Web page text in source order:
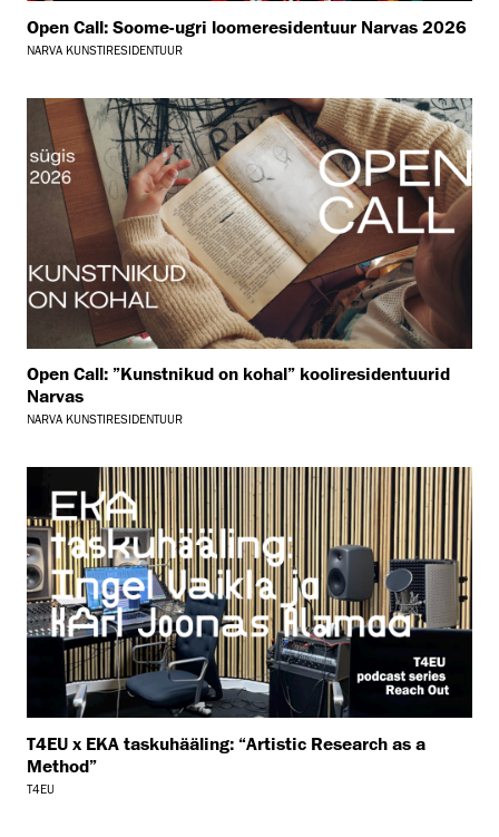
Open Call: Soome-ugri loomeresidentuur Narvas 2026
NARVA KUNSTIRESIDENTUUR
Open Call: ”Kunstnikud on kohal” kooliresidentuurid
Narvas
NARVA KUNSTIRESIDENTUUR
T4EU x EKA taskuhääling: “Artistic Research as a
Method”
T4EU